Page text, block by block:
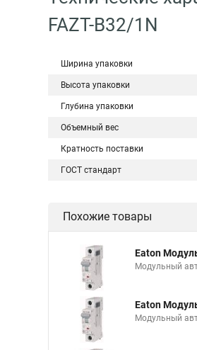
FAZT-B32/1N
Ширина упаковки
Высота упаковки
Глубина упаковки
Объемный вес
Кратность поставки
ГОСТ стандарт
Похожие товары
Eaton
Модульный
Eaton
Модульный